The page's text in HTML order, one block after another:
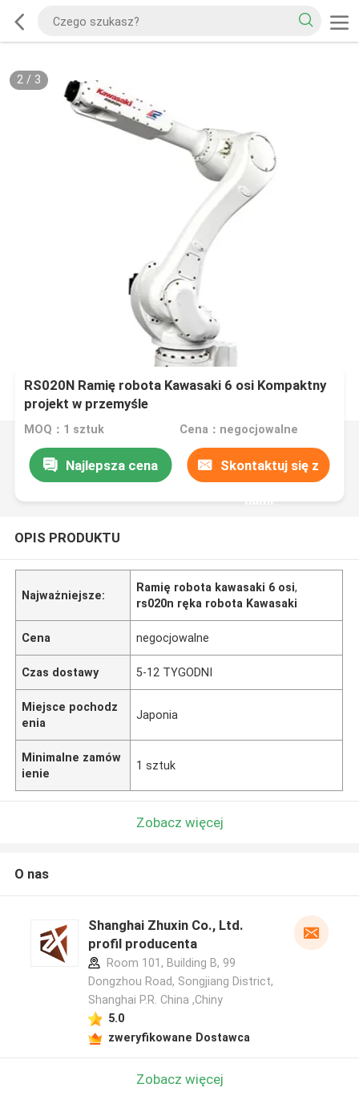
2/ 3
RS020N Ramię robota Kawasaki 6 osi Kompaktny
projekt w przemyśle
MOQ：1 sztuk Cena：negocjowalne
Najlepsza cena Skontaktuj się z
nami
OPIS PRODUKTU
Najważniejsze:
Ramię robota kawasaki 6 osi,
rs020n ręka robota Kawasaki
Cena negocjowalne
Czas dostawy 5-12 TYGODNI
Miejsce pochodz
enia
Japonia
Minimalne zamów
ienie
1 sztuk
Zobacz więcej
O nas
Shanghai Zhuxin Co., Ltd.
profil producenta
Room 101, Building B, 99
Dongzhou Road, Songjiang District,
Shanghai P.R. China ,Chiny
5.0
zweryfikowane Dostawca
Zobacz więcej